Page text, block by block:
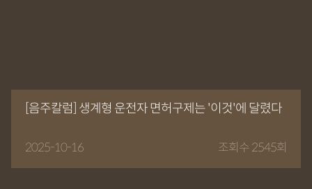
[음주칼럼] 생계형 운전자 면허구제는 '이것'에 달렸다
2025-10-16 조회수 2545회